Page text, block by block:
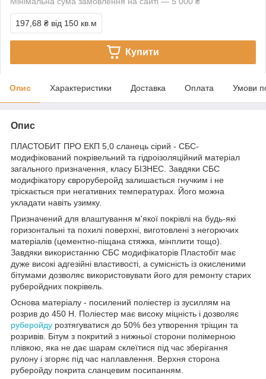
197,68 ₴ від 150 кв.м
Купити
Опис Характеристики Доставка Оплата Умови
Опис
ПЛАСТОБИТ ПРО ЕКП 5,0 сланець сірий - СБС-
модифікований покрівельний та гідроізоляційний матеріал
загального призначення, класу БІЗНЕС. Завдяки СБС
модифікатору євроруберойд залишається гнучким і не
тріскається при негативних температурах. Його можна
укладати навіть узимку.
Призначений для влаштування м'якої покрівлі на будь-які
горизонтальні та похилі поверхні, виготовлені з негорючих
матеріалів (цементно-піщана стяжка, мінплити тощо).
Завдяки використанню СБС модифікаторів Пластобіт має
дуже високі адгезійні властивості, а сумісність із окисленими
бітумами дозволяє використовувати його для ремонту старих
руберойдних покрівель.
Основа матеріалу - посилений поліестер із зусиллям на
розрив до 450 Н. Поліестер має високу міцність і дозволяє
руберойду розтягуватися до 50% без утворення тріщин та
розривів. Бітум з покритий з нижньої сторони полімерною
плівкою, яка не дає шарам склеїтися під час зберігання
рулону і згоряє під час наплавлення. Верхня сторона
руберойду покрита сланцевим посипанням.